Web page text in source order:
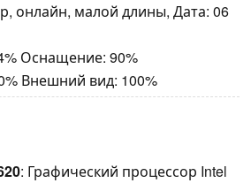
онлайн, малой длины, Дата: 06
Оснащение: 90%
Внешний вид: 100%
: Графический процессор Intel